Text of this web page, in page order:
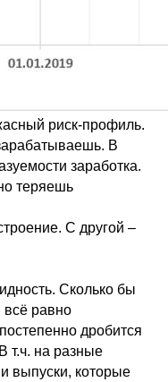
риск-профиль.
В
заработка.
теряешь
С другой –
Сколько бы
всё равно
дробится
т.ч. на разные
выпуски, которые